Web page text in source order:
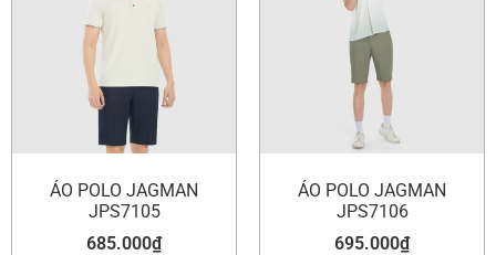
ÁO POLO JAGMAN
JPS7105
685.000₫
ÁO POLO JAGMAN
JPS7106
695.000₫